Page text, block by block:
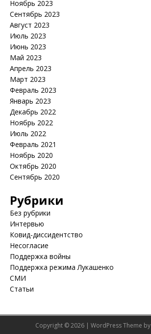
Ноябрь 2023
Сентябрь 2023
Август 2023
Июль 2023
Июнь 2023
Май 2023
Апрель 2023
Март 2023
Февраль 2023
Январь 2023
Декабрь 2022
Ноябрь 2022
Июль 2022
Февраль 2021
Ноябрь 2020
Октябрь 2020
Сентябрь 2020
Рубрики
Без рубрики
Интервью
Ковид-диссидентство
Несогласие
Поддержка войны
Поддержка режима Лукашенко
СМИ
Статьи
Copyright © 2026 | WordPress Theme by